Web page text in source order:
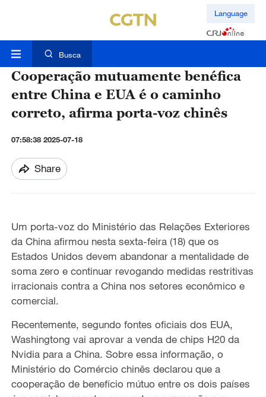
Language
Busca
Cooperação mutuamente benéfica
entre China e EUA é o caminho
correto, afirma porta-voz chinês
07:58:38 2025-07-18
Share
Um porta-voz do Ministério das Relações Exteriores
da China afirmou nesta sexta-feira (18) que os
Estados Unidos devem abandonar a mentalidade de
soma zero e continuar revogando medidas restritivas
irracionais contra a China nos setores econômico e
comercial.
Recentemente, segundo fontes oficiais dos EUA,
Washingtong vai aprovar a venda de chips H20 da
Nvidia para a China. Sobre essa informação, o
Ministério do Comércio chinês declarou que a
cooperação de benefício mútuo entre os dois países